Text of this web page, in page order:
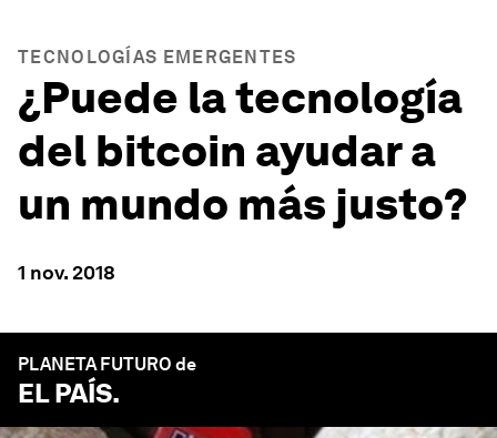
TECNOLOGÍAS EMERGENTES
¿Puede la tecnología
del bitcoin ayudar a
un mundo más justo?
1 nov. 2018
PLANETA FUTURO de
EL PAÍS.